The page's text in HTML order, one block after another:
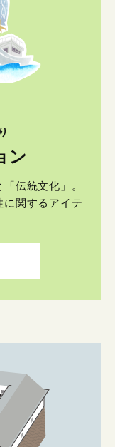
ン
伝統文化」。
に関するアイテ